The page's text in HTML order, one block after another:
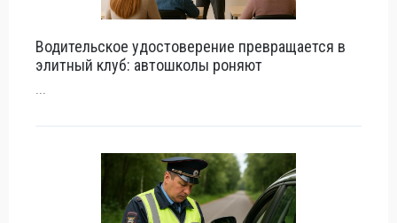
Водительское удостоверение превращается в
элитный клуб: автошколы роняют
...